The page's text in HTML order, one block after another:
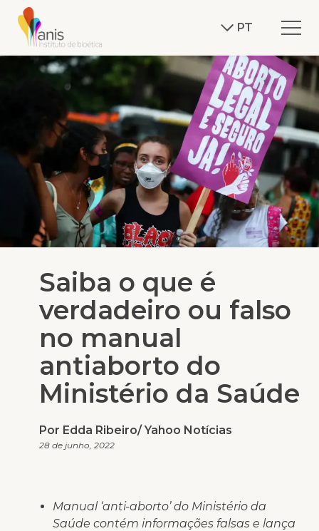
PT
Saiba o que é
verdadeiro ou falso
no manual
antiaborto do
Ministério da Saúde
Por Edda Ribeiro/ Yahoo Notícias
28 de junho, 2022
Manual ‘anti-aborto’ do Ministério da
Saúde contém informações falsas e lança